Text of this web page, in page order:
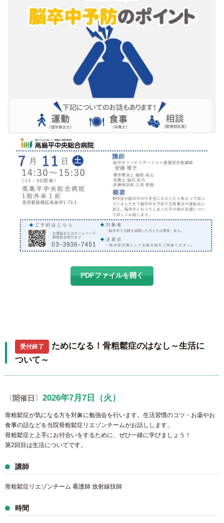
PDFファイルを開く
受付終了
ためになる！骨粗鬆症のはなし～生活に
ついて～
〈開催日〉 2026年7月7日（火）
骨粗鬆症が気になる方を対象に勉強会を行います。生活習慣のコツ・お薬やお
食事の話などを当院骨粗鬆症リエゾンチームがお話しします。
骨粗鬆症と上手にお付合いをするために、ぜひ一緒に学びましょう！
第2回目は生活についてです。
講師
骨粗鬆症リエゾンチーム 看護師 放射線技師
時間